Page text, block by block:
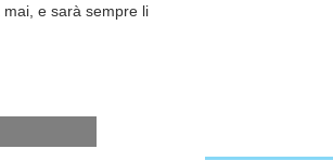
e sarà sempre li